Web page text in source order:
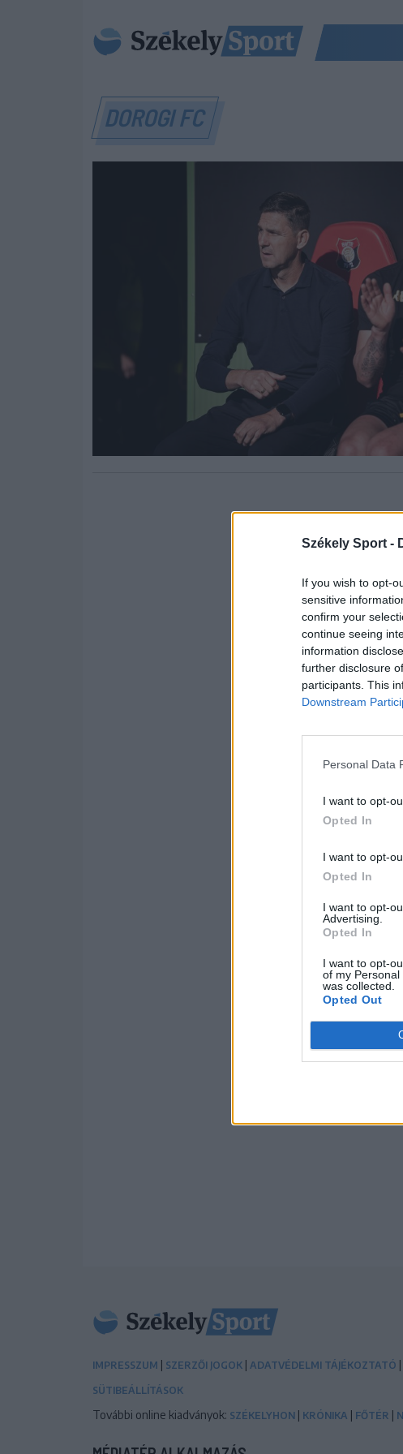
Székely Sport -
If you wish to opt-
sensitive
confirm your
continue seeing
information
further disclosure
participants. This
Downstream
Personal Data
I want to opt-
Opted In
I want to opt-
Opted In
I want to opt-
Advertising.
Opted In
I want to opt-
of my
was collected.
Opted Out
DOROGI FC
IMPRESSZUM | SZERZŐI JOGOK | ADATVÉDELMI TÁJÉKOZTATÓ |
SÜTIBEÁLLÍTÁSOK
További online kiadványok: SZÉKELYHON | KRÓNIKA | FŐTÉR |